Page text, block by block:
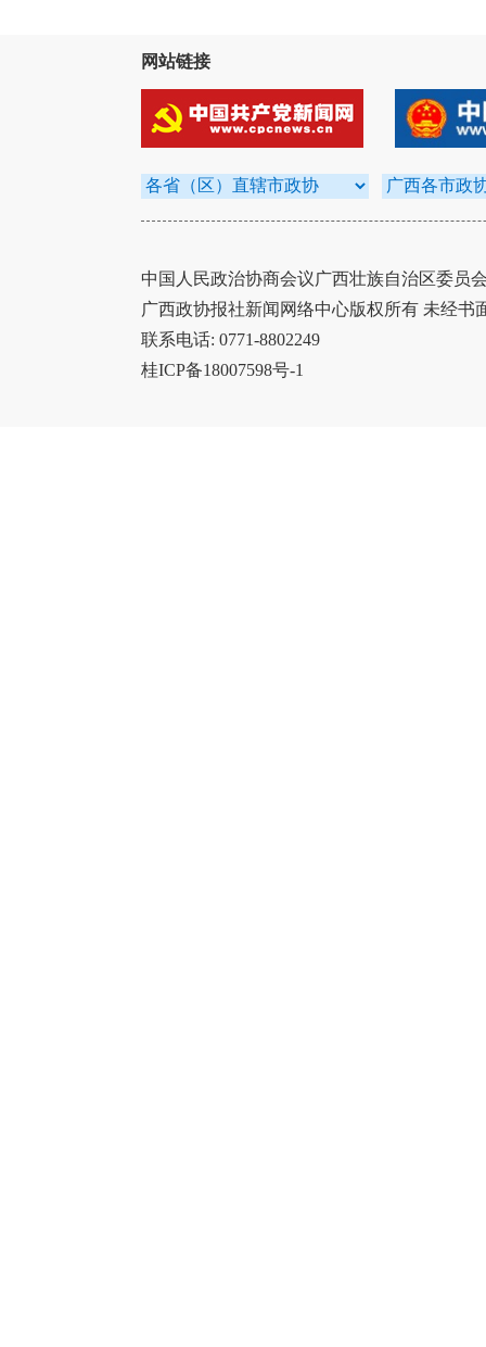
网站链接
中国人民政治协商会议广西壮族自治区委员
广西政协报社新闻网络中心版权所有 未经书
联系电话: 0771-8802249
桂ICP备18007598号-1